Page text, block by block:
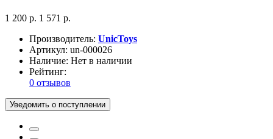
1 200 р. 1 571 р.
Производитель: UnicToys
Артикул: un-000026
Наличие: Нет в наличии
Рейтинг:
0 отзывов
Уведомить о поступлении